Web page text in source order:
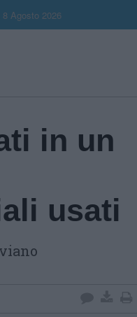
Agosto 2026
in un
usati